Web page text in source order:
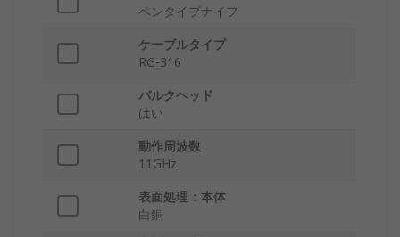
ペンタイプナイフ
ケーブルタイプ
RG-316
バルクヘッド
はい
動作周波数
11GHz
表面処理：本体
白銅